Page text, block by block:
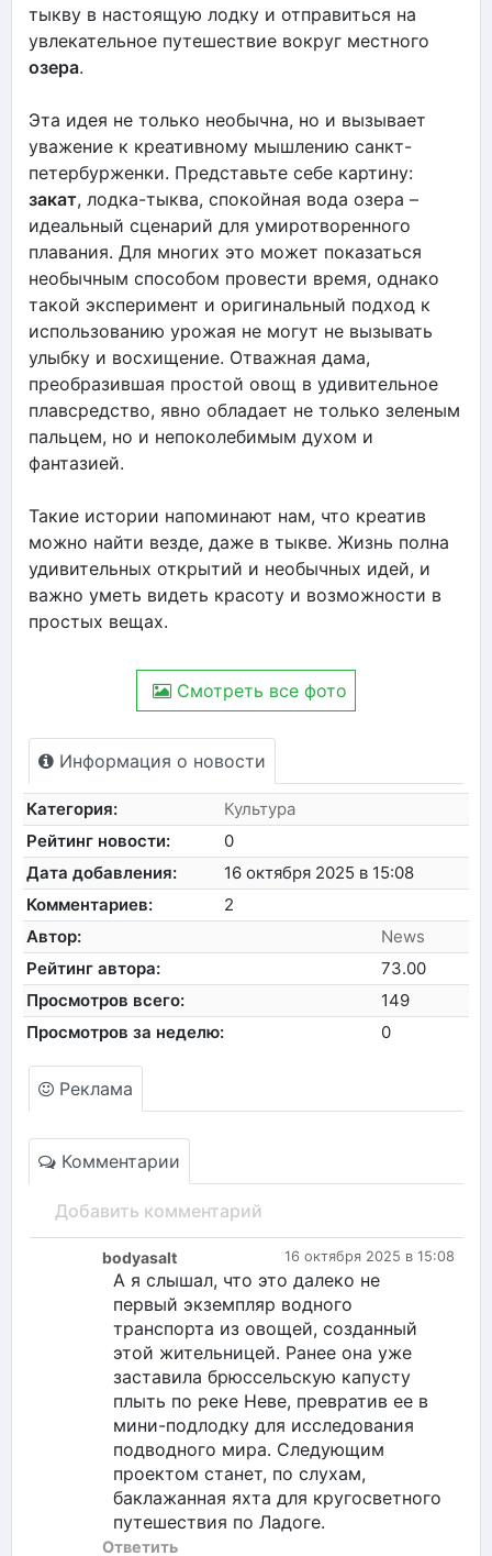
тыкву в настоящую лодку и отправиться на
увлекательное путешествие вокруг местного
озера.
Эта идея не только необычна, но и вызывает
уважение к креативному мышлению санкт-
петербурженки. Представьте себе картину:
закат, лодка-тыква, спокойная вода озера –
идеальный сценарий для умиротворенного
плавания. Для многих это может показаться
необычным способом провести время, однако
такой эксперимент и оригинальный подход к
использованию урожая не могут не вызывать
улыбку и восхищение. Отважная дама,
преобразившая простой овощ в удивительное
плавсредство, явно обладает не только зеленым
пальцем, но и непоколебимым духом и
фантазией.
Такие истории напоминают нам, что креатив
можно найти везде, даже в тыкве. Жизнь полна
удивительных открытий и необычных идей, и
важно уметь видеть красоту и возможности в
простых вещах.
Смотреть все фото
Информация о новости
Категория:
Культура
Рейтинг новости:
0
Дата добавления:
16 октября 2025 в 15:08
Комментариев:
2
Автор:
News
Рейтинг автора:
73.00
Просмотров всего:
149
Просмотров за неделю:
0
Реклама
Комментарии
Добавить комментарий
16 октября 2025 в 15:08
bodyasalt
А я слышал, что это далеко не
первый экземпляр водного
транспорта из овощей, созданный
этой жительницей. Ранее она уже
заставила брюссельскую капусту
плыть по реке Неве, превратив ее в
мини-подлодку для исследования
подводного мира. Следующим
проектом станет, по слухам,
баклажанная яхта для кругосветного
путешествия по Ладоге.
Ответить